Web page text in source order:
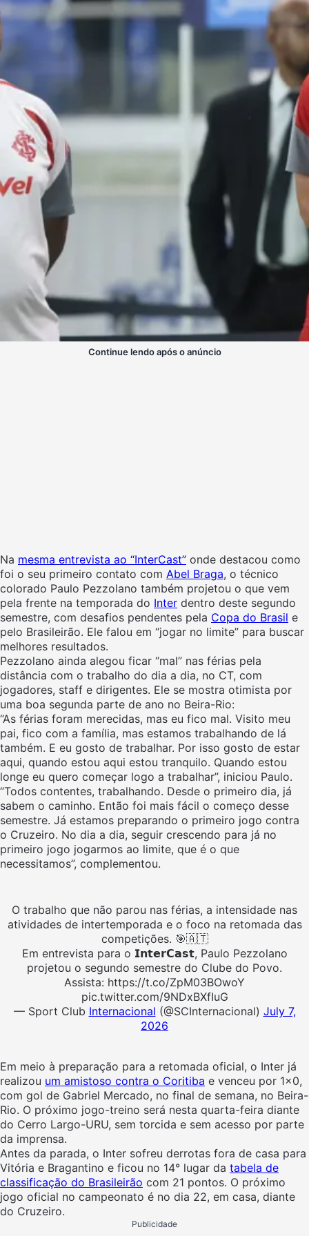
Continue lendo após o anúncio
Na mesma entrevista ao “InterCast” onde destacou como
foi o seu primeiro contato com Abel Braga, o técnico
colorado Paulo Pezzolano também projetou o que vem
pela frente na temporada do Inter dentro deste segundo
semestre, com desafios pendentes pela Copa do Brasil e
pelo Brasileirão. Ele falou em “jogar no limite” para buscar
melhores resultados.
Pezzolano ainda alegou ficar “mal” nas férias pela
distância com o trabalho do dia a dia, no CT, com
jogadores, staff e dirigentes. Ele se mostra otimista por
uma boa segunda parte de ano no Beira-Rio:
“As férias foram merecidas, mas eu fico mal. Visito meu
pai, fico com a família, mas estamos trabalhando de lá
também. E eu gosto de trabalhar. Por isso gosto de estar
aqui, quando estou aqui estou tranquilo. Quando estou
longe eu quero começar logo a trabalhar”, iniciou Paulo.
“Todos contentes, trabalhando. Desde o primeiro dia, já
sabem o caminho. Então foi mais fácil o começo desse
semestre. Já estamos preparando o primeiro jogo contra
o Cruzeiro. No dia a dia, seguir crescendo para já no
primeiro jogo jogarmos ao limite, que é o que
necessitamos”, complementou.
O trabalho que não parou nas férias, a intensidade nas
atividades de intertemporada e o foco na retomada das
competições. 🎯🇦🇹
Em entrevista para o 𝗜𝗻𝘁𝗲𝗿𝗖𝗮𝘀𝘁, Paulo Pezzolano
projetou o segundo semestre do Clube do Povo.
Assista: https://t.co/ZpM03BOwoY
pic.twitter.com/9NDxBXfIuG
— Sport Club Internacional (@SCInternacional) July 7,
2026
Em meio à preparação para a retomada oficial, o Inter já
realizou um amistoso contra o Coritiba e venceu por 1×0,
com gol de Gabriel Mercado, no final de semana, no Beira-
Rio. O próximo jogo-treino será nesta quarta-feira diante
do Cerro Largo-URU, sem torcida e sem acesso por parte
da imprensa.
Antes da parada, o Inter sofreu derrotas fora de casa para
Vitória e Bragantino e ficou no 14° lugar da tabela de
classificação do Brasileirão com 21 pontos. O próximo
jogo oficial no campeonato é no dia 22, em casa, diante
do Cruzeiro.
Publicidade